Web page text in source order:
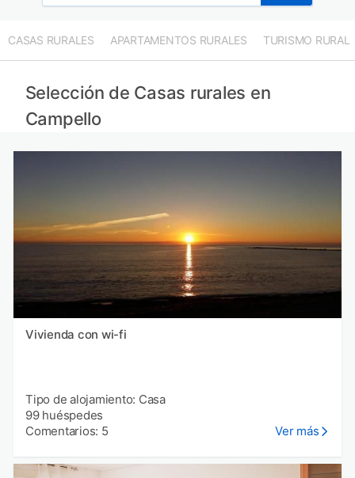
CASAS RURALES APARTAMENTOS RURALES TURISMO RURAL
Selección de Casas rurales en
Campello
Vivienda con wi-fi
Tipo de alojamiento: Casa
99 huéspedes
Comentarios: 5
Ver más